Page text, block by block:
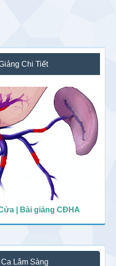
Chi Tiết
| Bài giảng CĐHA
Lâm Sàng